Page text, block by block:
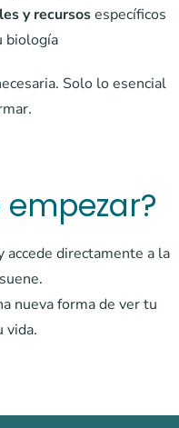
y recursosespecíficos
biología
Solo lo esencial
empezar?
directamente a la
nueva forma de ver tu
vida.